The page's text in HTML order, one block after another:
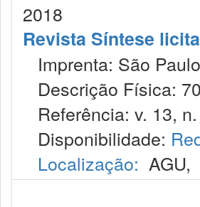
2018
Revista Síntese
Imprenta: São
Descrição Física:
Referência: v. 13,
Disponibilidade:
Localização: AGU,